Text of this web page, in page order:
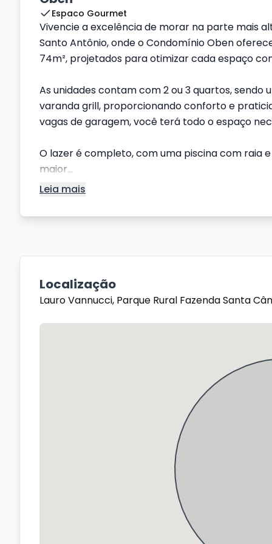
Espaco Gourmet
Vivencie a excelência de morar na parte mais
Santo Antônio, onde o Condomínio Oben
74m², projetados para otimizar cada espaço
As unidades contam com 2 ou 3 quartos, sendo
varanda grill, proporcionando conforto e
vagas de garagem, você terá todo o espaço
O lazer é completo, com uma piscina com raia
maior...
Leia mais
Localização
Lauro Vannucci, Parque Rural Fazenda Santa